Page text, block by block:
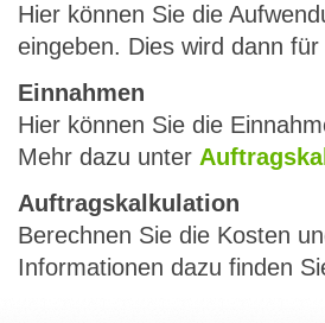
Hier können Sie die
eingeben. Dies wird dann
Einnahmen
Hier können Sie die
Mehr dazu unter
Auftragskalkulation
Berechnen Sie die Kosten
Informationen dazu finden